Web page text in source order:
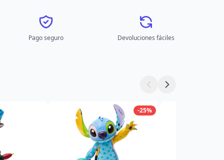
Pago seguro Devoluciones fáciles
-25%